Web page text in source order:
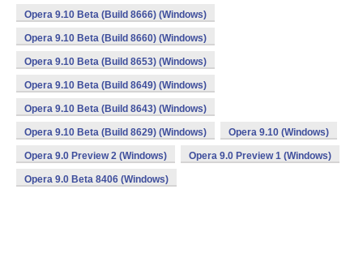
Opera 9.10 Beta (Build 8666) (Windows)
Opera 9.10 Beta (Build 8660) (Windows)
Opera 9.10 Beta (Build 8653) (Windows)
Opera 9.10 Beta (Build 8649) (Windows)
Opera 9.10 Beta (Build 8643) (Windows)
Opera 9.10 Beta (Build 8629) (Windows) Opera 9.10 (Windows)
Opera 9.0 Preview 2 (Windows) Opera 9.0 Preview 1 (Windows)
Opera 9.0 Beta 8406 (Windows)